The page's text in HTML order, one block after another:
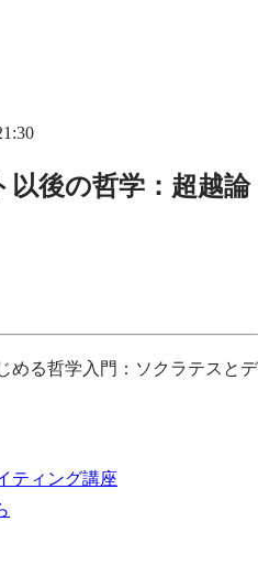
後の哲学：超越論
める哲学入門：ソクラテスとデ
ティング講座